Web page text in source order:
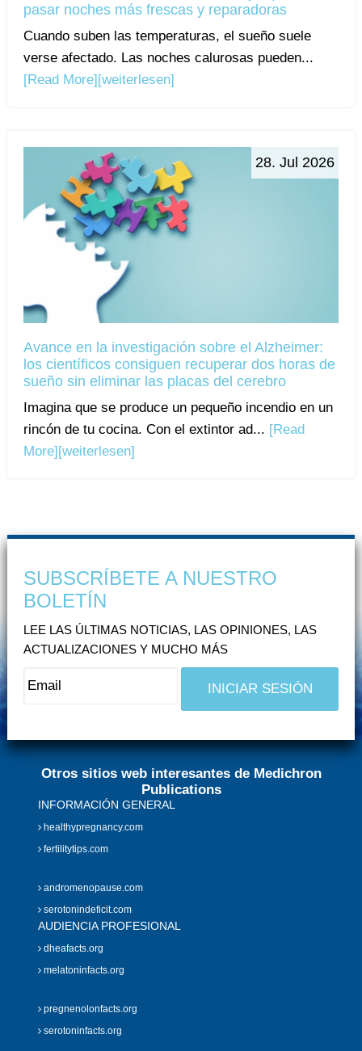
pasar noches más frescas y reparadoras
Cuando suben las temperaturas, el sueño suele
verse afectado. Las noches calurosas pueden...
[Read More] [weiterlesen]
28. Jul 2026
Avance en la investigación sobre el Alzheimer:
los científicos consiguen recuperar dos horas de
sueño sin eliminar las placas del cerebro
Imagina que se produce un pequeño incendio en un
rincón de tu cocina. Con el extintor ad... [Read
More][weiterlesen]
SUBSCRÍBETE A NUESTRO
BOLETÍN
LEE LAS ÚLTIMAS NOTICIAS, LAS OPINIONES, LAS
ACTUALIZACIONES Y MUCHO MÁS
Otros sitios web interesantes de Medichron
Publications
INFORMACIÓN GENERAL
healthypregnancy.com
fertilitytips.com
andromenopause.com
serotonindeficit.com
AUDIENCIA PROFESIONAL
dheafacts.org
melatoninfacts.org
pregnenolonfacts.org
serotoninfacts.org